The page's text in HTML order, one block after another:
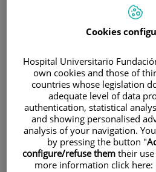
Pacientes y
Cookies
Hospital Universitario
own cookies and those of
countries whose legislation
adequate level of data
authentication, statistical
and showing personalised
analysis of your navigation.
by pressing the button "
configure/refuse them their
more information click here: